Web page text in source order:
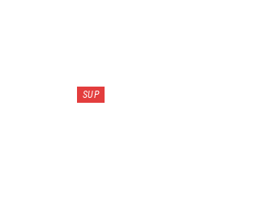
SUP